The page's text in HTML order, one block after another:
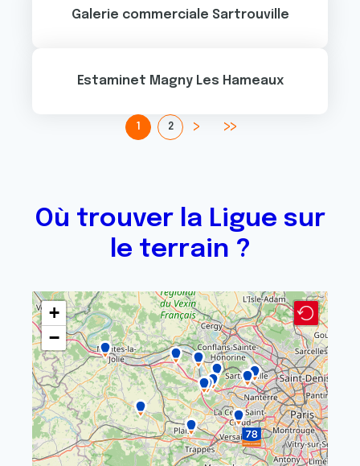
Galerie commerciale Sartrouville
Estaminet Magny Les Hameaux
1 2
Où trouver la Ligue sur
le terrain ?
+
−